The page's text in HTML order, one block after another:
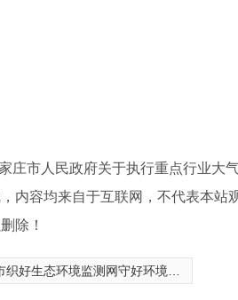
庄市人民政府关于执行重点行业大
内容均来自于互联网，不代表本站
除！
生态环境监测网守好环境安全屏障